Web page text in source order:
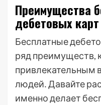
Преимущества
дебетовых карт
Бесплатные
ряд преимуществ,
привлекательным
людей․ Давайте
именно делает